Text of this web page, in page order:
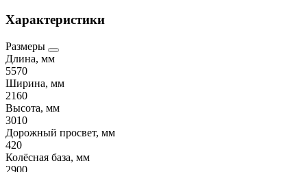
Характеристики
Размеры
Длина, мм
5570
Ширина, мм
2160
Высота, мм
3010
Дорожный просвет, мм
420
Колёсная база, мм